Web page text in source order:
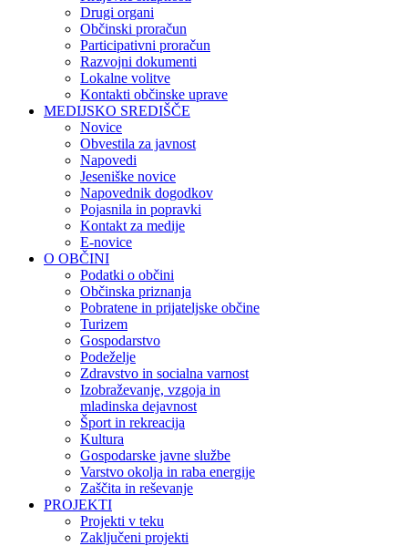
Drugi organi
Občinski proračun
Participativni proračun
Razvojni dokumenti
Lokalne volitve
Kontakti občinske uprave
MEDIJSKO SREDIŠČE
Novice
Obvestila za javnost
Napovedi
Jeseniške novice
Napovednik dogodkov
Pojasnila in popravki
Kontakt za medije
E-novice
O OBČINI
Podatki o občini
Občinska priznanja
Pobratene in prijateljske občine
Turizem
Gospodarstvo
Podeželje
Zdravstvo in socialna varnost
Izobraževanje, vzgoja in
mladinska dejavnost
Šport in rekreacija
Kultura
Gospodarske javne službe
Varstvo okolja in raba energije
Zaščita in reševanje
PROJEKTI
Projekti v teku
Zaključeni projekti